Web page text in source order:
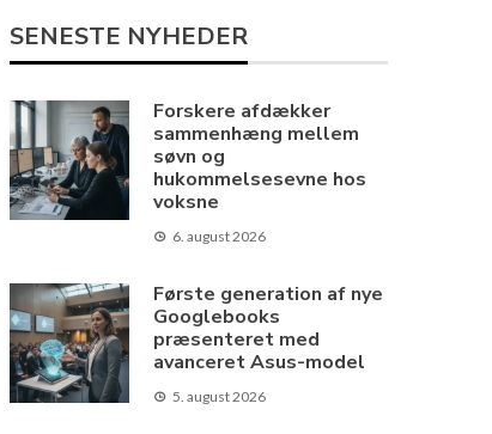
SENESTE NYHEDER
Forskere afdækker
sammenhæng mellem
søvn og
hukommelsesevne hos
voksne
6. august 2026
Første generation af nye
Googlebooks
præsenteret med
avanceret Asus-model
5. august 2026